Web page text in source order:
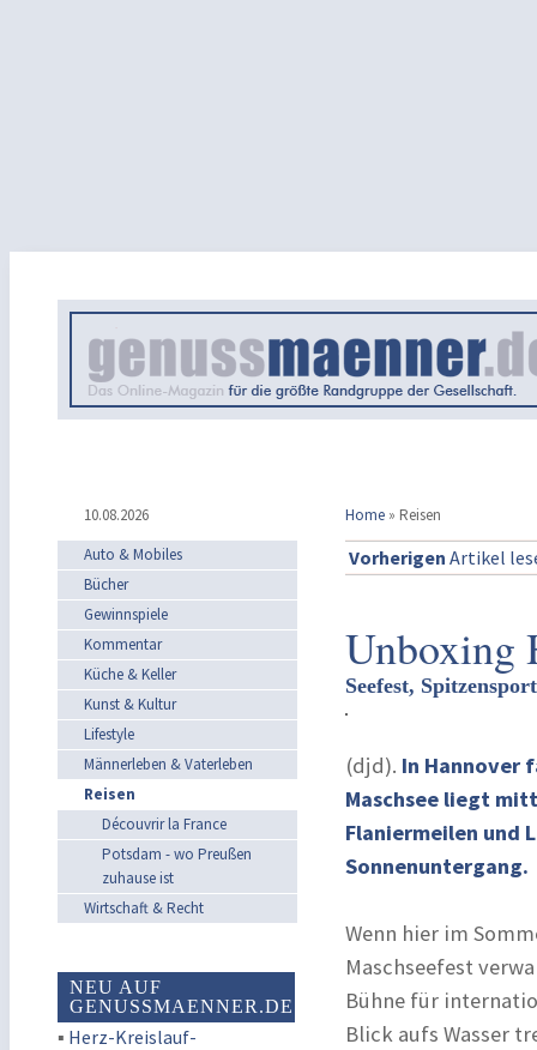
10.08.2026 Home » Reisen
Auto & Mobiles
Bücher
Gewinnspiele
Kommentar
Küche & Keller
Kunst & Kultur
Lifestyle
Männerleben & Vaterleben
Reisen
Découvrir la France
Potsdam - wo Preußen
zuhause ist
Wirtschaft & Recht
NEU AUF
GENUSSMAENNER.DE
▪ Herz-Kreislauf-
Vorherigen Artikel
Unboxing
Seefest,
(djd). In Hannover
Maschsee liegt
Flaniermeilen und
Sonnenuntergang.
Wenn hier im
Maschseefest
Bühne für
Blick aufs Wasser